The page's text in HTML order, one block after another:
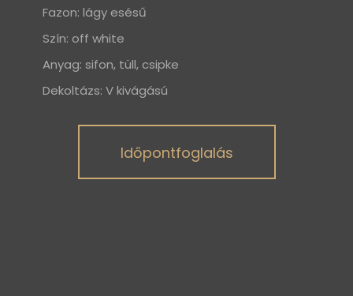
Fazon: lágy esésű
Szín: off white
Anyag: sifon, tüll, csipke
Dekoltázs: V kivágású
Időpontfoglalás